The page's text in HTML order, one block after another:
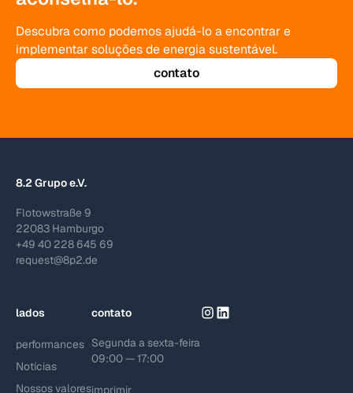
Descubra como podemos ajudá-lo a encontrar e
implementar soluções de energia sustentável.
contato
8.2 Grupo e.V.
Flotowstraße 9
22083 Hamburgo
+49 40 228 645 69
request@8p2.de
lados
performances
Notícias
Nossos valores
contato
Segunda a sexta-feira
09:00 — 17:00
imprimir